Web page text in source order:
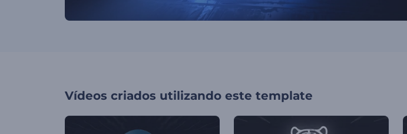
Vídeos criados utilizando este template